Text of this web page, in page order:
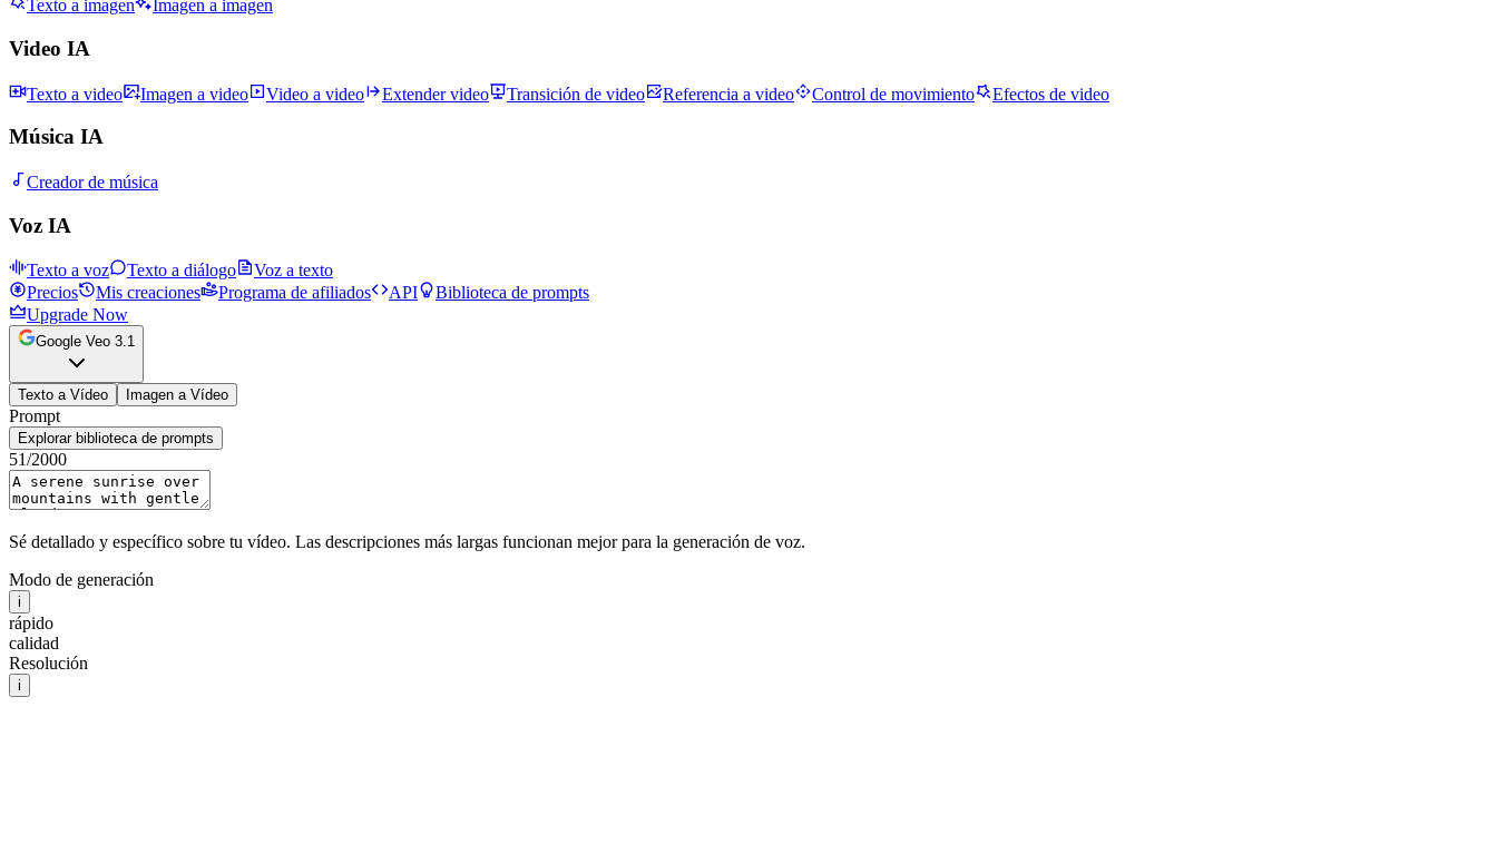
Texto a imagen Imagen a imagen
Video IA
Texto a video Imagen a video Video a video Extender video Transición de video Referencia a video Control de movimiento Efectos de video
Música IA
Creador de música
Voz IA
Texto a voz Texto a diálogo
Voz a texto
Precios
Mis creaciones Programa de afiliados API
Biblioteca de prompts
Upgrade Now
Google Veo 3.1
Texto a Vídeo Imagen a Vídeo
Prompt
Explorar biblioteca de prompts
51/2000
Sé detallado y específico sobre tu vídeo. Las descripciones más largas funcionan mejor para la generación de voz.
Modo de generación
i
rápido
calidad
Resolución
i